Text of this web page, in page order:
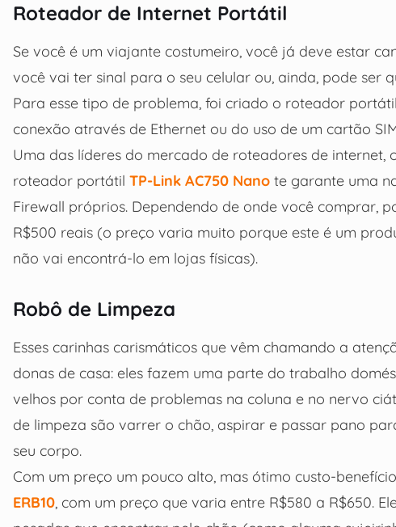
Roteador de Internet Portátil
Se você é um viajante costumeiro, você já deve estar
você vai ter sinal para o seu celular ou, ainda, pode ser
Para esse tipo de problema, foi criado o roteador
conexão através de Ethernet ou do uso de um cartão
Uma das líderes do mercado de roteadores de
roteador portátil TP-Link AC750 Nano te garante uma
Firewall próprios. Dependendo de onde você comprar,
R$500 reais (o preço varia muito porque este é um
não vai encontrá-lo em lojas físicas).
Robô de Limpeza
Esses carinhas carismáticos que vêm chamando a
donas de casa: eles fazem uma parte do trabalho
velhos por conta de problemas na coluna e no nervo
de limpeza são varrer o chão, aspirar e passar pano
seu corpo.
Com um preço um pouco alto, mas ótimo custo-
ERB10 , com um preço que varia entre R$580 a R$650.